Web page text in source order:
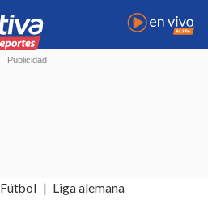
Fútbol Liga alemana